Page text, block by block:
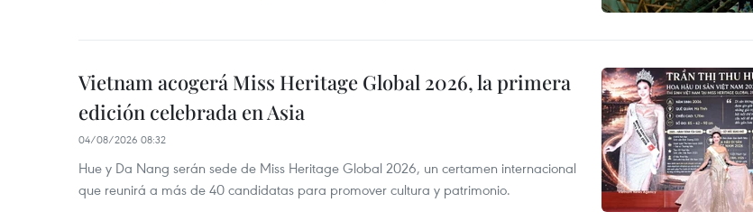
Vietnam acogerá Miss Heritage Global 2026, la primera
edición celebrada en Asia
04/08/2026 08:32
Hue y Da Nang serán sede de Miss Heritage Global 2026, un certamen internacional
que reunirá a más de 40 candidatas para promover cultura y patrimonio.